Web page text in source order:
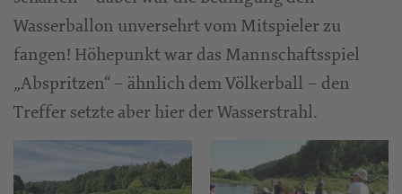
Wasserballon unversehrt vom Mitspieler zu
fangen! Höhepunkt war das Mannschaftsspiel
„Abspritzen“ – ähnlich dem Völkerball – den
Treffer setzte aber hier der Wasserstrahl.